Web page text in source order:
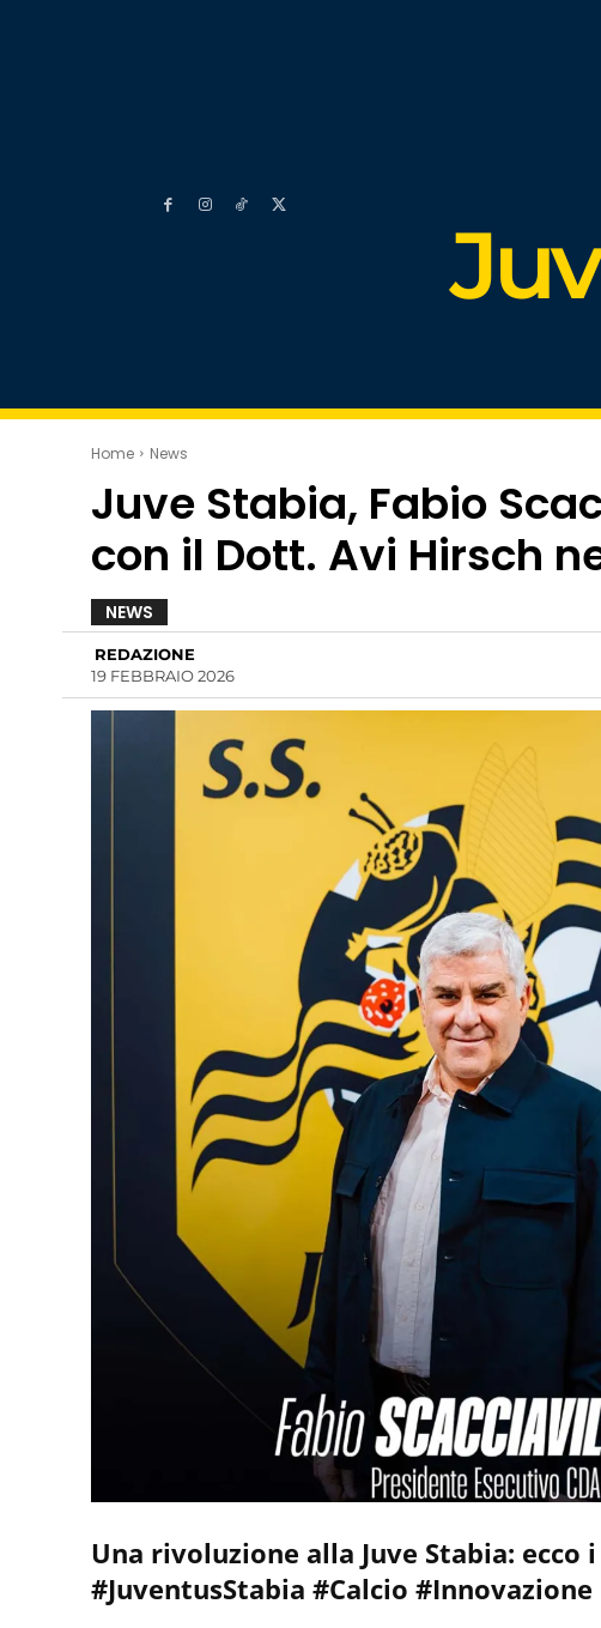
Home News
Juve Stabia, Fabio
con il Dott. Avi Hirsch
NEWS
REDAZIONE
19 FEBBRAIO 2026
Una rivoluzione alla Juve Stabia:
#JuventusStabia #Calcio #Innovazione